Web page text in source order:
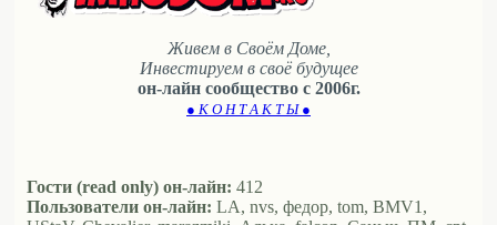
Живем в Своём Доме,
Инвестируем в своё будущее
он-лайн сообщество с 2006г.
● К О Н Т А К Т Ы ●
Гости (read only) он-лайн: 412
Пользователи он-лайн: LA, nvs, федор, tom, BMV1,